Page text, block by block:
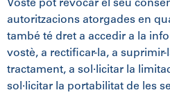
Vostè pot revocar el seu
autoritzacions atorgades en
també té dret a accedir a la
vostè, a rectificar-la, a suprimir-
tractament, a sol·licitar la
sol·licitar la portabilitat de les